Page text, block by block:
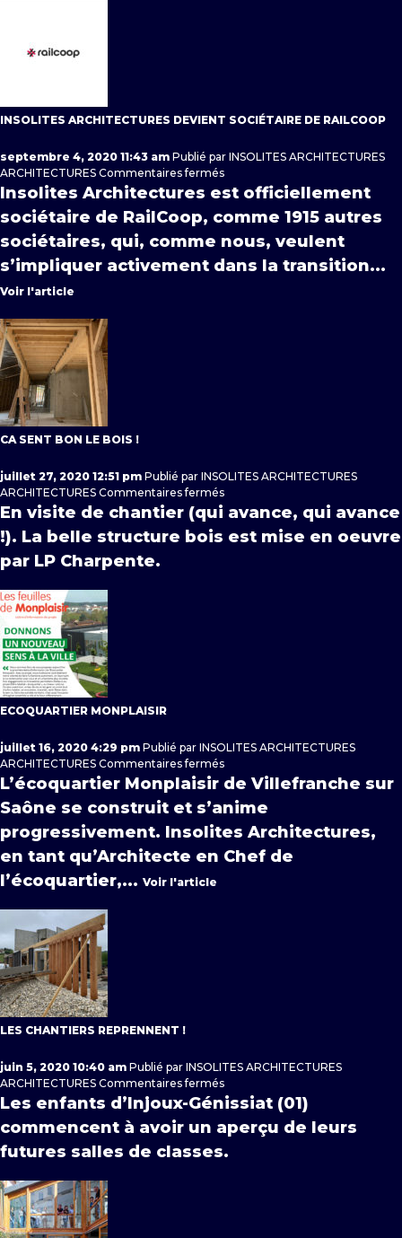
INSOLITES ARCHITECTURES DEVIENT SOCIÉTAIRE DE RAILCOOP
septembre 4, 2020 11:43 am Publié par INSOLITES ARCHITECTURES
ARCHITECTURES Commentaires ferméssur
Insolites
devient
sociétaire
RAILCOOP
Insolites Architectures est officiellement
sociétaire de RailCoop, comme 1915 autres
sociétaires, qui, comme nous, veulent
s’impliquer activement dans la transition...
Voir l'article
CA SENT BON LE BOIS !
juillet 27, 2020 12:51 pm Publié par INSOLITES ARCHITECTURES
ARCHITECTURES Commentaires ferméssur
Ca
bon
En visite de chantier (qui avance, qui avance
!). La belle structure bois est mise en oeuvre
par LP Charpente.
ECOQUARTIER MONPLAISIR
juillet 16, 2020 4:29 pm Publié par INSOLITES ARCHITECTURES
ARCHITECTURES Commentaires ferméssur
Ecoquartier
L’écoquartier Monplaisir de Villefranche sur
Saône se construit et s’anime
progressivement. Insolites Architectures,
en tant qu’Architecte en Chef de
l’écoquartier,... Voir l'article
LES CHANTIERS REPRENNENT !
juin 5, 2020 10:40 am Publié par INSOLITES ARCHITECTURES
ARCHITECTURES Commentaires ferméssur
Les
reprennent
Les enfants d’Injoux-Génissiat (01)
commencent à avoir un aperçu de leurs
futures salles de classes.